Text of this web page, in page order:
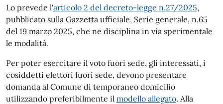
Lo prevede l'articolo 2 del decreto-legge n.27/2025,
pubblicato sulla Gazzetta ufficiale, Serie generale, n.65
del 19 marzo 2025, che ne disciplina in via sperimentale
le modalità.
Per poter esercitare il voto fuori sede, gli interessati, i
cosiddetti elettori fuori sede, devono presentare
domanda al Comune di temporaneo domicilio
utilizzando preferibilmente il modello allegato. Alla